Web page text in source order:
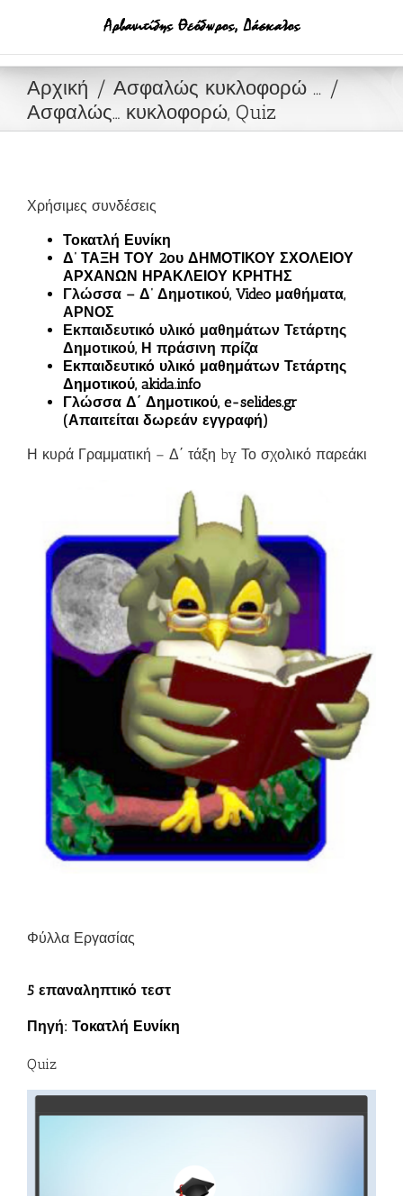
Αρχική
Ασφαλώς κυκλοφορώ ...
Ασφαλώς… κυκλοφορώ, Quiz
Χρήσιμες συνδέσεις
Τοκατλή Ευνίκη
Δ’ ΤΑΞΗ ΤΟΥ 2ου ΔΗΜΟΤΙΚΟΥ ΣΧΟΛΕΙΟΥ
ΑΡΧΑΝΩΝ ΗΡΑΚΛΕΙΟΥ ΚΡΗΤΗΣ
Γλώσσα – Δ’ Δημοτικού, Video μαθήματα,
ΑΡΝΟΣ
Εκπαιδευτικό υλικό μαθημάτων Τετάρτης
Δημοτικού, Η πράσινη πρίζα
Εκπαιδευτικό υλικό μαθημάτων Τετάρτης
Δημοτικού, akida.info
Γλώσσα Δ΄ Δημοτικού, e-selides.gr
(Απαιτείται δωρεάν εγγραφή)
Η κυρά Γραμματική – Δ΄ τάξη by Το σχολικό παρεάκι
Φύλλα Εργασίας
5 επαναληπτικό τεστ
Πηγή: Τοκατλή Ευνίκη
Quiz